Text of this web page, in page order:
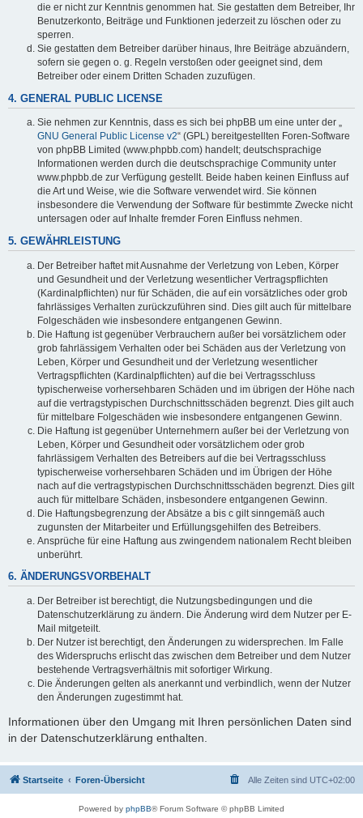
die er nicht zur Kenntnis genommen hat. Sie gestatten dem Betreiber, Ihr
Benutzerkonto, Beiträge und Funktionen jederzeit zu löschen oder zu
sperren.
Sie gestatten dem Betreiber darüber hinaus, Ihre Beiträge abzuändern,
sofern sie gegen o. g. Regeln verstoßen oder geeignet sind, dem
Betreiber oder einem Dritten Schaden zuzufügen.
4. GENERAL PUBLIC LICENSE
Sie nehmen zur Kenntnis, dass es sich bei phpBB um eine unter der „
GNU General Public License v2“ (GPL) bereitgestellten Foren-Software
von phpBB Limited (www.phpbb.com) handelt; deutschsprachige
Informationen werden durch die deutschsprachige Community unter
www.phpbb.de zur Verfügung gestellt. Beide haben keinen Einfluss auf
die Art und Weise, wie die Software verwendet wird. Sie können
insbesondere die Verwendung der Software für bestimmte Zwecke nicht
untersagen oder auf Inhalte fremder Foren Einfluss nehmen.
5. GEWÄHRLEISTUNG
Der Betreiber haftet mit Ausnahme der Verletzung von Leben, Körper
und Gesundheit und der Verletzung wesentlicher Vertragspflichten
(Kardinalpflichten) nur für Schäden, die auf ein vorsätzliches oder grob
fahrlässiges Verhalten zurückzuführen sind. Dies gilt auch für mittelbare
Folgeschäden wie insbesondere entgangenen Gewinn.
Die Haftung ist gegenüber Verbrauchern außer bei vorsätzlichem oder
grob fahrlässigem Verhalten oder bei Schäden aus der Verletzung von
Leben, Körper und Gesundheit und der Verletzung wesentlicher
Vertragspflichten (Kardinalpflichten) auf die bei Vertragsschluss
typischerweise vorhersehbaren Schäden und im übrigen der Höhe nach
auf die vertragstypischen Durchschnittsschäden begrenzt. Dies gilt auch
für mittelbare Folgeschäden wie insbesondere entgangenen Gewinn.
Die Haftung ist gegenüber Unternehmern außer bei der Verletzung von
Leben, Körper und Gesundheit oder vorsätzlichem oder grob
fahrlässigem Verhalten des Betreibers auf die bei Vertragsschluss
typischerweise vorhersehbaren Schäden und im Übrigen der Höhe
nach auf die vertragstypischen Durchschnittsschäden begrenzt. Dies gilt
auch für mittelbare Schäden, insbesondere entgangenen Gewinn.
Die Haftungsbegrenzung der Absätze a bis c gilt sinngemäß auch
zugunsten der Mitarbeiter und Erfüllungsgehilfen des Betreibers.
Ansprüche für eine Haftung aus zwingendem nationalem Recht bleiben
unberührt.
6. ÄNDERUNGSVORBEHALT
Der Betreiber ist berechtigt, die Nutzungsbedingungen und die
Datenschutzerklärung zu ändern. Die Änderung wird dem Nutzer per E-
Mail mitgeteilt.
Der Nutzer ist berechtigt, den Änderungen zu widersprechen. Im Falle
des Widerspruchs erlischt das zwischen dem Betreiber und dem Nutzer
bestehende Vertragsverhältnis mit sofortiger Wirkung.
Die Änderungen gelten als anerkannt und verbindlich, wenn der Nutzer
den Änderungen zugestimmt hat.
Informationen über den Umgang mit Ihren persönlichen Daten sind
in der Datenschutzerklärung enthalten.
Startseite Foren-Übersicht Alle Zeiten sind UTC+02:00
Powered by phpBB® Forum Software © phpBB Limited